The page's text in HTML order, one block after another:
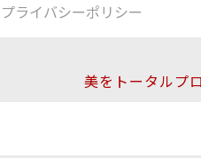
プライバシーポリシー
美をトータルプ